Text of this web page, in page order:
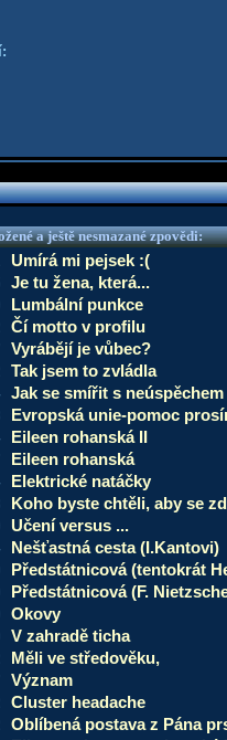
a ještě nesmazané zpovědi:
Umírá mi pejsek :(
Je tu žena, která...
Lumbální punkce
Čí motto v profilu
Vyrábějí je vůbec?
Tak jsem to zvládla
Jak se smířit s neúspěchem
Evropská unie-pomoc
Eileen rohanská II
Eileen rohanská
Elektrické natáčky
Koho byste chtěli, aby se
Učení versus ...
Nešťastná cesta (I.Kantovi)
Předstátnicová (tentokrát
Předstátnicová (F.
Okovy
V zahradě ticha
Měli ve středověku,
Význam
Cluster headache
Oblíbená postava z Pána